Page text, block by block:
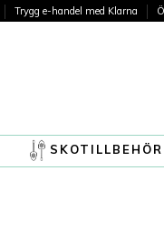
Trygg e-handel med Klarna
SKOTILLBEHÖR